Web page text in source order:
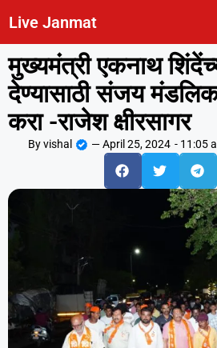
Live Janmat
मुख्यमंत्री एकनाथ
देण्यासाठी संजय मंडलिक
करा -राजेश क्षीरसागर
Byvishal —April 25, 2024 - 11:05